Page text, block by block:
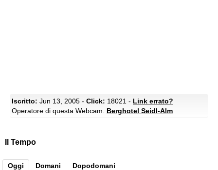
Iscritto: Jun 13, 2005 - Click: 18021 - Link errato?
Operatore di questa Webcam: Berghotel Seidl-Alm
Il Tempo
Oggi Domani Dopodomani